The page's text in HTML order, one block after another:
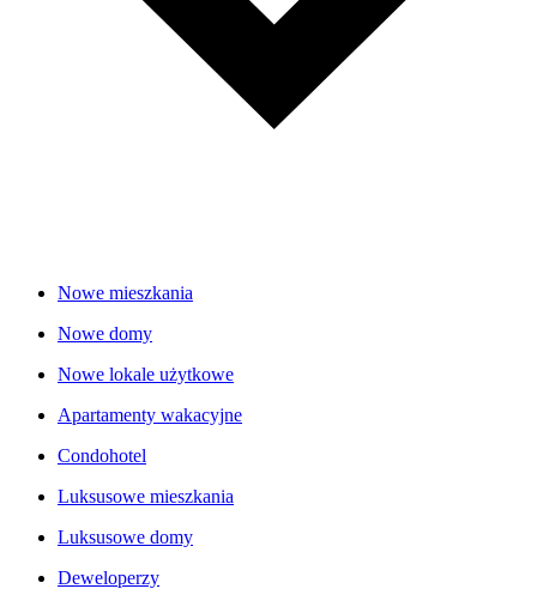
Nowe mieszkania
Nowe domy
Nowe lokale użytkowe
Apartamenty wakacyjne
Condohotel
Luksusowe mieszkania
Luksusowe domy
Deweloperzy